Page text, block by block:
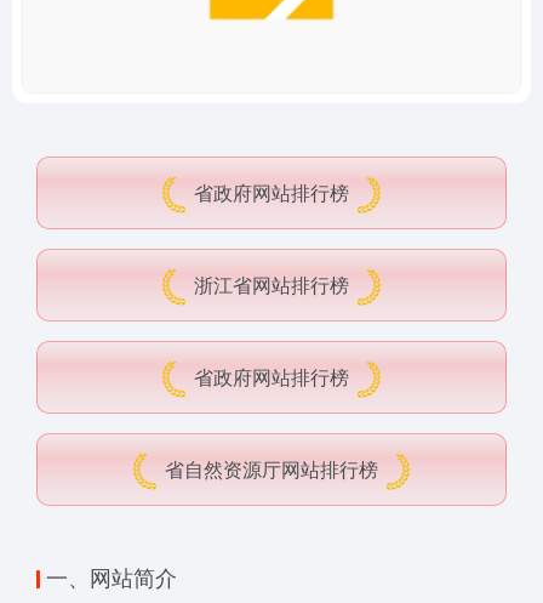
省政府网站排行榜
浙江省网站排行榜
省政府网站排行榜
省自然资源厅网站排行榜
一、网站简介